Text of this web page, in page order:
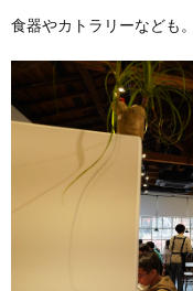
食器やカトラリーなども。